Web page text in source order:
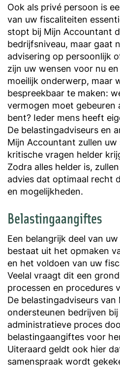
Ook als privé persoon is
van uw fiscaliteiten
stopt bij Mijn Accountant
bedrijfsniveau, maar gaat
advisering op persoonlijk
zijn uw wensen voor nu
moeilijk onderwerp, maar
bespreekbaar te maken:
vermogen moet gebeuren
bent? Ieder mens heeft
De belastingadviseurs en
Mijn Accountant zullen
kritische vragen helder
Zodra alles helder is,
advies dat optimaal recht
en mogelijkheden.
Belastingaangiftes
Een belangrijk deel van
bestaat uit het opmaken
en het voldoen van uw
Veelal vraagt dit een
processen en procedures
De belastingadviseurs
ondersteunen bedrijven
administratieve proces
belastingaangiftes voor
Uiteraard geldt ook hier
samenspraak wordt